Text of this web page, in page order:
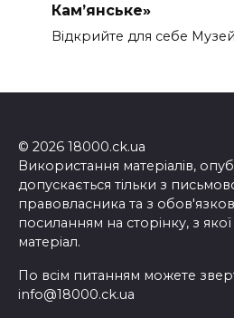
Кам’янське»
Відкрийте для себе Музей
© 2026 18000.ck.ua
Використання матеріалів,
допускається тільки з
правовласника та з
посиланням на сторінку, з
матеріал.
По всім питанням можете
info@18000.ck.ua